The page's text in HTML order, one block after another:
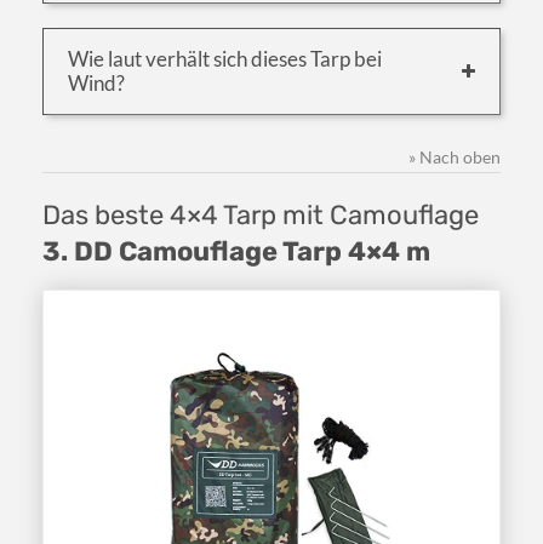
Wie laut verhält sich dieses Tarp bei
Wind?
» Nach oben
Das beste 4×4 Tarp mit Camouflage
3. DD Camouflage Tarp 4×4 m